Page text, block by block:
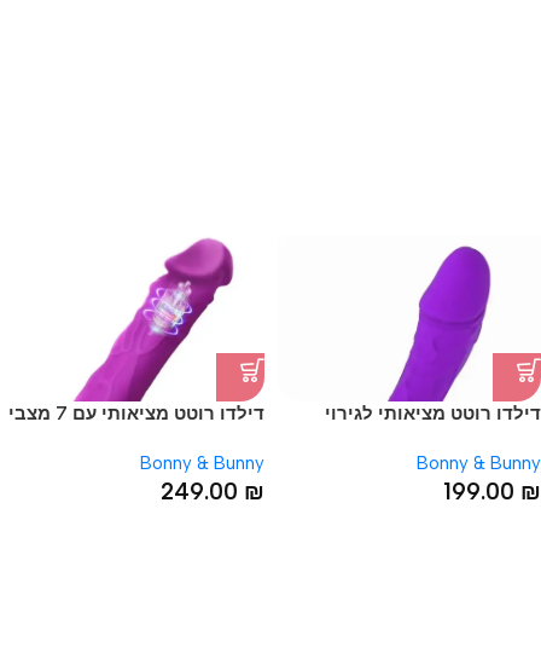
דילדו רוטט מציאותי לגירוי
Bonny & Bunny
199.00 ₪
דילדו רוטט מציאותי עם 7 מצבי
Bonny & Bunny
249.00 ₪